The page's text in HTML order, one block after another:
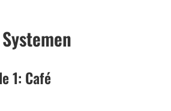
Systemen
1: Café